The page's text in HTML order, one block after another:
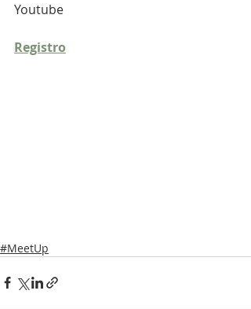
Youtube
Registro
#MeetUp